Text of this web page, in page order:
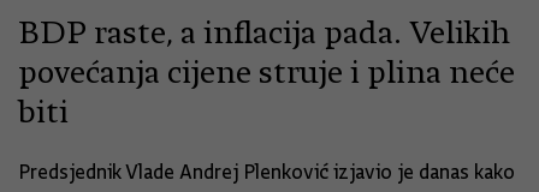
BDP raste, a inflacija pada. Velikih
povećanja cijene struje i plina neće
biti
Predsjednik Vlade Andrej Plenković izjavio je danas kako